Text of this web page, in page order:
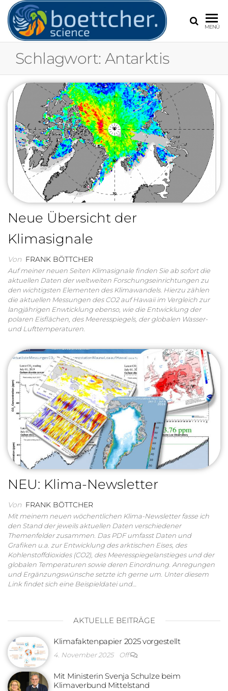
Frank
Klimawandel
MENÜ
Schlagwort: Antarktis
Neue Übersicht der
Klimasignale
Von FRANK BÖTTCHER
Auf meiner neuen Seiten Klimasignale finden Sie ab sofort die
aktuellen Daten der weltweiten Forschungseinrichtungen zu
den wichtigsten Elementen des Klimawandels. Hierzu zählen
die aktuellen Messungen des CO2 auf Hawaii im Vergleich zur
langjährigen Enwticklung ebenso, wie die Entwicklung der
polaren Eisflächen, des Meeresspiegels, der globalen Wasser-
und Lufttemperaturen.
NEU: Klima-Newsletter
Von FRANK BÖTTCHER
Mit meinem neuen wöchentlichen Klima-Newsletter fasse ich
den Stand der jeweils aktuellen Daten verschiedener
Themenfelder zusammen. Das PDF umfasst Daten und
Grafiken u.a. zur Entwicklung des arktischen Eises, des
Kohlenstoffdioxides (CO2), des Meeresspiegelanstieges und der
globalen Temperaturen sowie deren Einordnung. Anregungen
und Ergänzungswünsche setzte ich gerne um. Unter diesem
Link findet sich eine Beispieldatei und…
AKTUELLE BEITRÄGE
Klimafaktenpapier 2025 vorgestellt
4. November 2025 Off
Mit Ministerin Svenja Schulze beim
Klimaverbund Mittelstand